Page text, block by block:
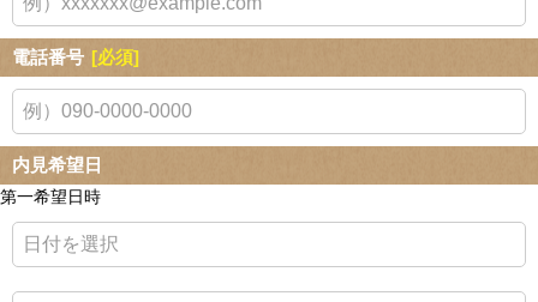
電話番号 [必須]
内見希望日
第一希望日時